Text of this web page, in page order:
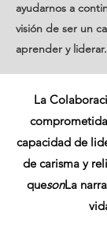
ayudarnos a
visión de ser un
aprender y liderar.
La
capacidad de
de carisma y
quesonLa